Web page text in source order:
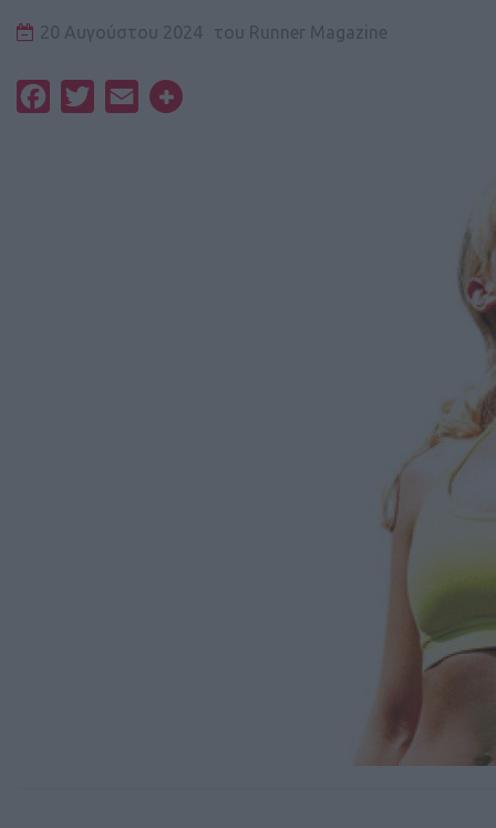
20 Αυγούστου 2024 του Runner Magazine
FacebookTwitterEmail